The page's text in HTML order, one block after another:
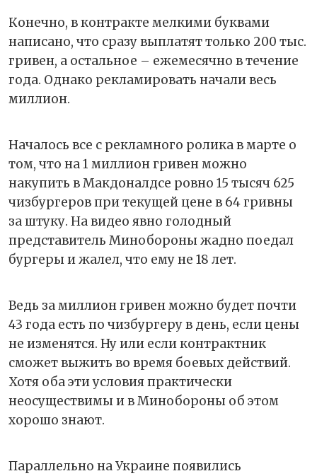
Конечно, в контракте мелкими буквами
написано, что сразу выплатят только 200 тыс.
гривен, а остальное – ежемесячно в течение
года. Однако рекламировать начали весь
миллион.
Началось все с рекламного ролика в марте о
том, что на 1 миллион гривен можно
накупить в Макдоналдсе ровно 15 тысяч 625
чизбургеров при текущей цене в 64 гривны
за штуку. На видео явно голодный
представитель Минобороны жадно поедал
бургеры и жалел, что ему не 18 лет.
Ведь за миллион гривен можно будет почти
43 года есть по чизбургеру в день, если цены
не изменятся. Ну или если контрактник
сможет выжить во время боевых действий.
Хотя оба эти условия практически
неосуществимы и в Минобороны об этом
хорошо знают.
Параллельно на Украине появились